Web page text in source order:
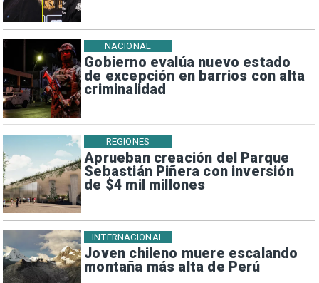
Gobierno evalúa nuevo estado
de excepción en barrios con alta
criminalidad
NACIONAL
Aprueban creación del Parque
Sebastián Piñera con inversión
de $4 mil millones
REGIONES
Joven chileno muere escalando
montaña más alta de Perú
INTERNACIONAL